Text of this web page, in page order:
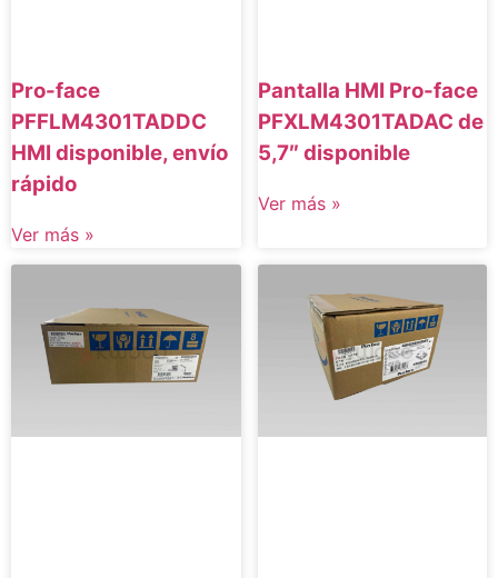
Pro-face
PFFLM4301TADDC
HMI disponible, envío
rápido
Ver más »
Pantalla HMI Pro-face
PFXLM4301TADAC de
5,7″ disponible
Ver más »